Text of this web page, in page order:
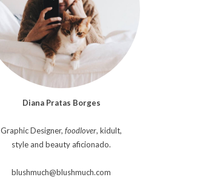
Diana Pratas Borges
Graphic Designer, foodlover, kidult,
style and beauty aficionado.
blushmuch@blushmuch.com